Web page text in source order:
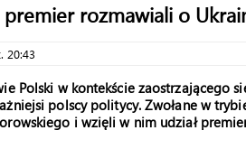
premier rozmawiali o
20:43
Polski w kontekście zaostrzającego
polscy politycy. Zwołane w
i wzięli w nim udział